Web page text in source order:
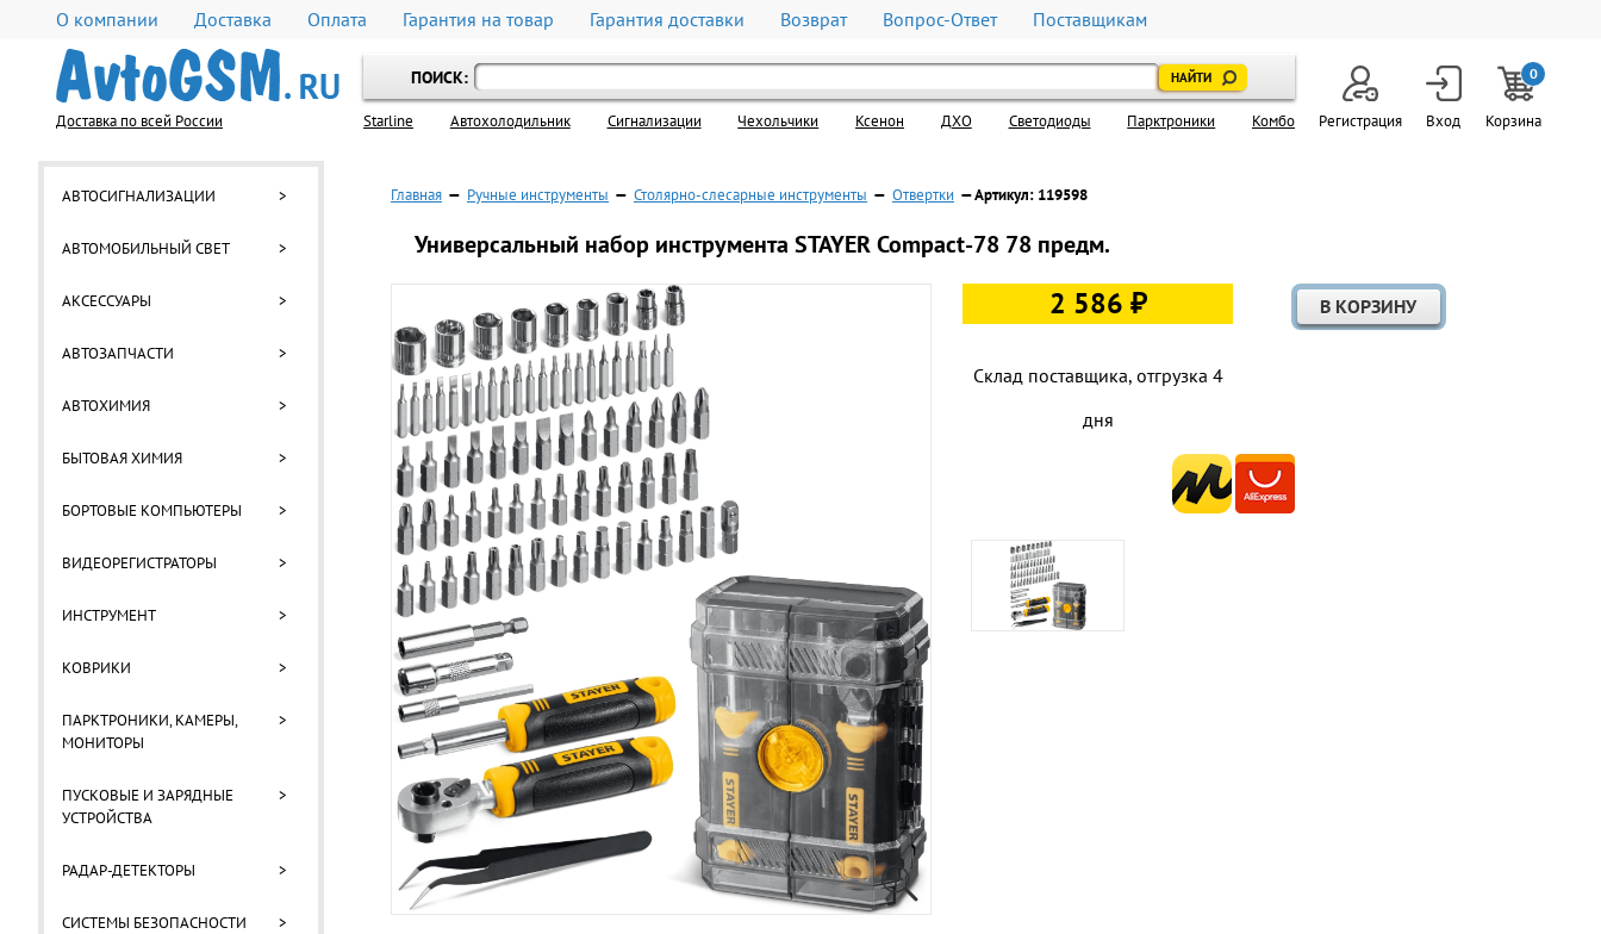
О компании Доставка Оплата Гарантия на товар Гарантия доставки Возврат Вопрос-Ответ Поставщикам
Доставка по всей России
ПОИСК:
Starline Автохолодильник Cигнализации Чехольчики Ксенон ДХО Светодиоды Парктроники Комбо Регистрация Вход
0
Корзина
АВТОСИГНАЛИЗАЦИИ >
АВТОМОБИЛЬНЫЙ СВЕТ >
АКСЕССУАРЫ >
АВТОЗАПЧАСТИ >
АВТОХИМИЯ >
БЫТОВАЯ ХИМИЯ >
БОРТОВЫЕ КОМПЬЮТЕРЫ >
ВИДЕОРЕГИСТРАТОРЫ >
ИНСТРУМЕНТ >
КОВРИКИ >
ПАРКТРОНИКИ, КАМЕРЫ,
МОНИТОРЫ
>
ПУСКОВЫЕ И ЗАРЯДНЫЕ
УСТРОЙСТВА
>
РАДАР-ДЕТЕКТОРЫ >
СИСТЕМЫ БЕЗОПАСНОСТИ
>
Главная — Ручные инструменты — Столярно-слесарные инструменты — Отвертки — Артикул: 119598
Универсальный набор инструмента STAYER Compact-78 78 предм.
2 586 ₽
Склад поставщика, отгрузка 4
дня